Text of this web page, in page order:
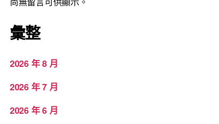
彙整
2026 年 8 月
2026 年 7 月
2026 年 6 月